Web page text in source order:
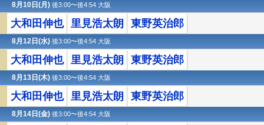
8月10日(月) 後3:00〜後4:54 大阪
大和田伸也 里見浩太朗 東野英治郎
8月12日(水) 後3:00〜後4:54 大阪
大和田伸也 里見浩太朗 東野英治郎
8月13日(木) 後3:00〜後4:54 大阪
大和田伸也 里見浩太朗 東野英治郎
8月14日(金) 後3:00〜後4:54 大阪